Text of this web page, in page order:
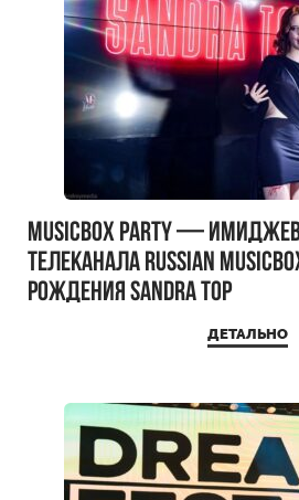
MUSICBOX PARTY —
телеканала RUSSIAN
рождения Sandra Top
ДЕТАЛЬНО